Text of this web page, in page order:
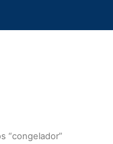
“congelador”